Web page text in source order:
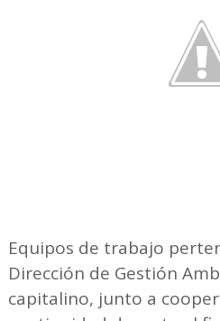
Equipos de trabajo
Dirección de Gestión
capitalino, junto a